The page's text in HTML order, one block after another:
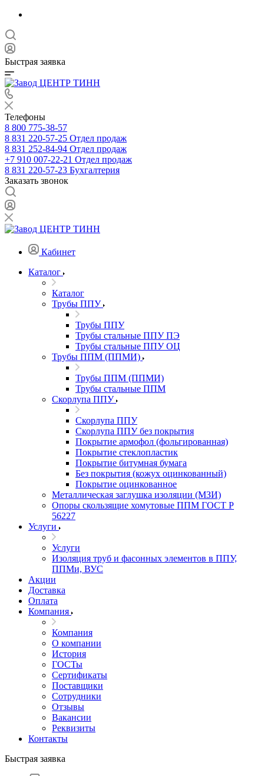
Быстрая заявка
Телефоны
8 800 775-38-57
8 831 220-57-25 Отдел продаж
8 831 252-84-94 Отдел продаж
+7 910 007-22-21 Отдел продаж
8 831 220-57-23 Бухгалтерия
Заказать звонок
Кабинет
Каталог
Каталог
Трубы ППУ
Трубы ППУ
Трубы стальные ППУ ПЭ
Трубы стальные ППУ ОЦ
Трубы ППМ (ППМИ)
Трубы ППМ (ППМИ)
Трубы стальные ППМ
Скорлупа ППУ
Скорлупа ППУ
Скорлупа ППУ без покрытия
Покрытие армофол (фольгированная)
Покрытие стеклопластик
Покрытие битумная бумага
Без покрытия (кожух оцинкованный)
Покрытие оцинкованное
Металлическая заглушка изоляции (МЗИ)
Опоры скользящие хомутовые ППМ ГОСТ Р
56227
Услуги
Услуги
Изоляция труб и фасонных элементов в ППУ,
ППМи, ВУС
Акции
Доставка
Оплата
Компания
Компания
О компании
История
ГОСТы
Сертификаты
Поставщики
Сотрудники
Отзывы
Вакансии
Реквизиты
Контакты
Быстрая заявка